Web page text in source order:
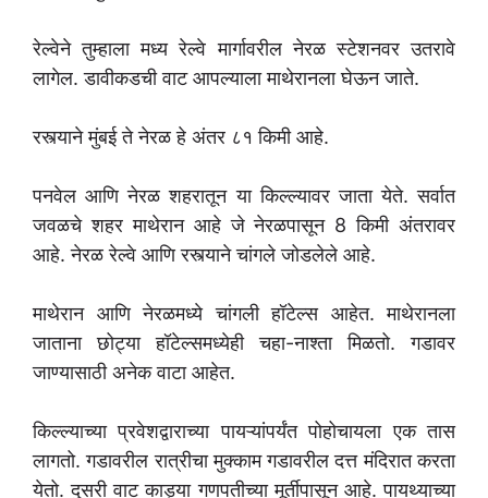
रेल्वेने तुम्हाला मध्य रेल्वे मार्गावरील नेरळ स्टेशनवर उतरावे
लागेल. डावीकडची वाट आपल्याला माथेरानला घेऊन जाते.
रस्त्याने मुंबई ते नेरळ हे अंतर ८१ किमी आहे.
पनवेल आणि नेरळ शहरातून या किल्ल्यावर जाता येते. सर्वात
जवळचे शहर माथेरान आहे जे नेरळपासून 8 किमी अंतरावर
आहे. नेरळ रेल्वे आणि रस्त्याने चांगले जोडलेले आहे.
माथेरान आणि नेरळमध्ये चांगली हॉटेल्स आहेत. माथेरानला
जाताना छोट्या हॉटेल्समध्येही चहा-नाश्ता मिळतो. गडावर
जाण्यासाठी अनेक वाटा आहेत.
किल्ल्याच्या प्रवेशद्वाराच्या पायऱ्यांपर्यंत पोहोचायला एक तास
लागतो. गडावरील रात्रीचा मुक्काम गडावरील दत्त मंदिरात करता
येतो. दुसरी वाट काड्या गणपतीच्या मूर्तीपासून आहे. पायथ्याच्या